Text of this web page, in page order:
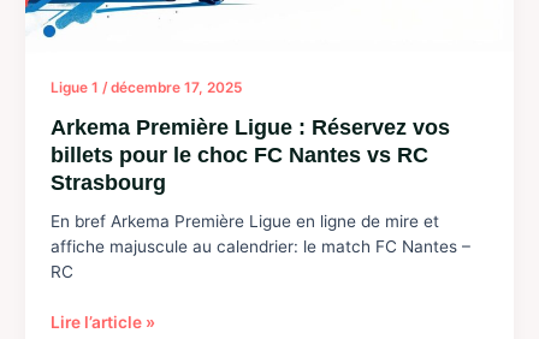
Ligue 1 /décembre 17, 2025
Arkema Première Ligue : Réservez vos
billets pour le choc FC Nantes vs RC
Strasbourg
En bref Arkema Première Ligue en ligne de mire et
affiche majuscule au calendrier: le match FC Nantes –
RC
Arkema
Lire l’article »